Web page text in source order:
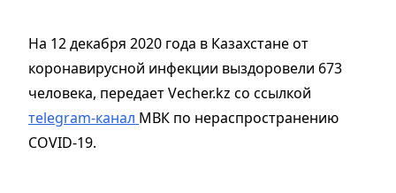
На 12 декабря 2020 года в Казахстане от
коронавирусной инфекции выздоровели 673
человека, передает Vecher.kz со ссылкой
тelegram-канал МВК по нераспространению
COVID-19.